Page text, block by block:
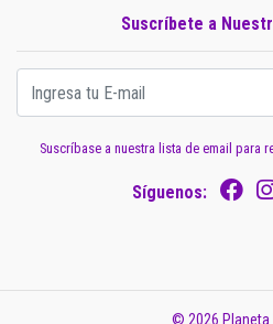
Suscríbete a
Suscríbase a nuestra lista de email para
Síguenos:
© 2026 Planeta